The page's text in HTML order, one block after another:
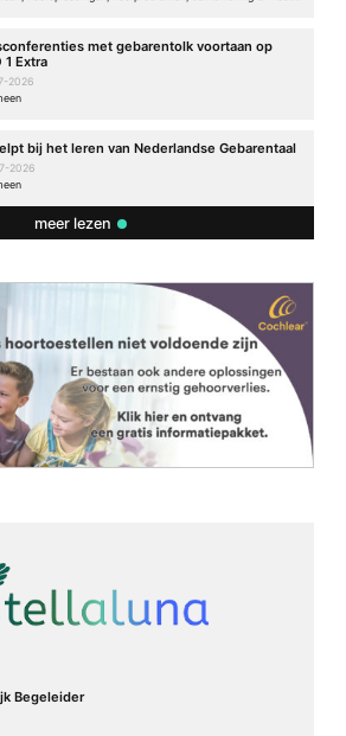
met gebarentolk voortaan op
1 Extra
2026
bij het leren van Nederlandse Gebarentaal
2026
meer lezen
Begeleider